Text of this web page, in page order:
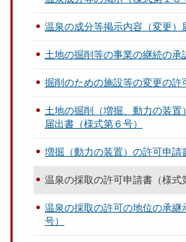
温泉の成分等掲示内容（変更）
土地の掘削等の事業の継続の承
掘削のための施設等の変更の許
土地の掘削（増掘、動力の装置
届出書（様式第６号）
増掘（動力の装置）の許可申請
温泉の採取の許可申請書（様式
温泉の採取の許可の地位の承継
号）